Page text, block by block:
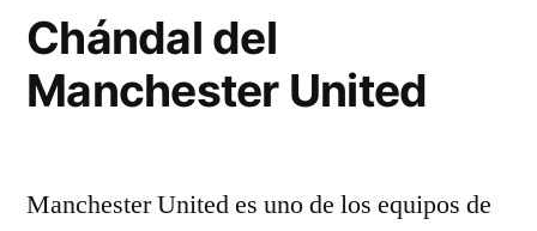
Chándal del
Manchester United
Manchester United es uno de los equipos de